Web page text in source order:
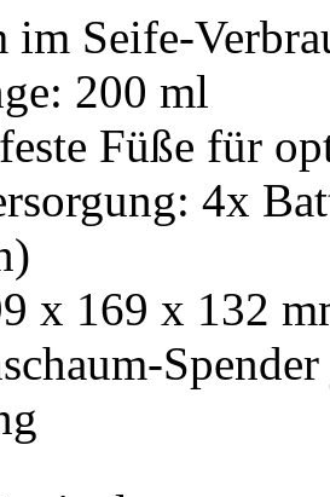
im Seife-
200 ml
Füße für
4x
x 169 x 132